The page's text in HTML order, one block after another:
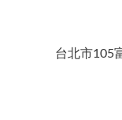
台北市105